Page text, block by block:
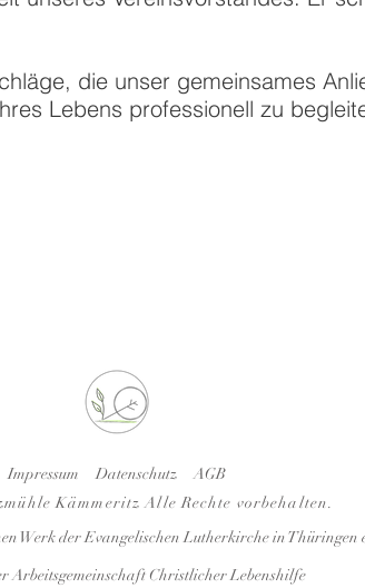
die unser gemeinsames
Lebens professionell zu
Impressum Datenschutz
AGB
KämmeritzAlle Rechte vorbehalten.
Werk der Evangelischen Lutherkirche in Thüringen
Arbeitsgemeinschaft Christlicher Lebenshilfe